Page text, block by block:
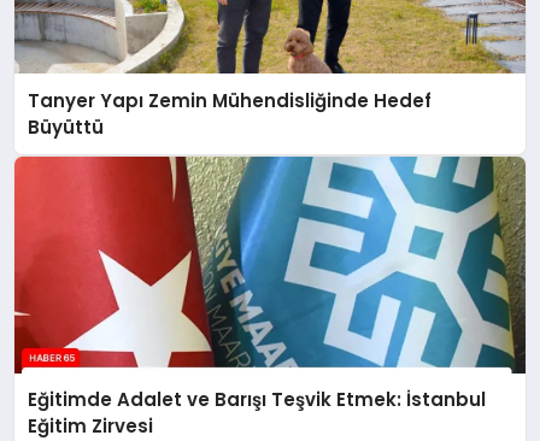
Tanyer Yapı Zemin Mühendisliğinde Hedef
Büyüttü
Eğitimde Adalet ve Barışı Teşvik Etmek: İstanbul
Eğitim Zirvesi